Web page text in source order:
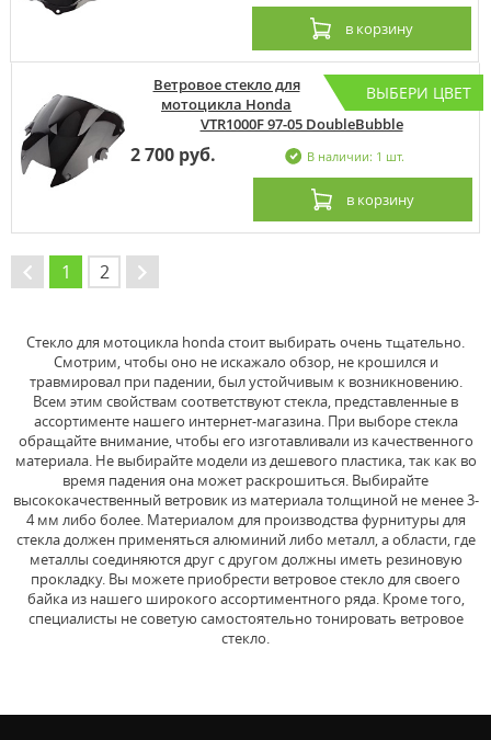
в корзину
ВЫБЕРИ ЦВЕТ
Ветровое стекло для
мотоцикла Honda
VTR1000F 97-05 DoubleBubble
2 700 руб. В наличии: 1 шт.
в корзину
← 1 2 →
Стекло для мотоцикла honda стоит выбирать очень тщательно.
Смотрим, чтобы оно не искажало обзор, не крошился и
травмировал при падении, был устойчивым к возникновению.
Всем этим свойствам соответствуют стекла, представленные в
ассортименте нашего интернет-магазина. При выборе стекла
обращайте внимание, чтобы его изготавливали из качественного
материала. Не выбирайте модели из дешевого пластика, так как во
время падения она может раскрошиться. Выбирайте
высококачественный ветровик из материала толщиной не менее 3-
4 мм либо более. Материалом для производства фурнитуры для
стекла должен применяться алюминий либо металл, а области, где
металлы соединяются друг с другом должны иметь резиновую
прокладку. Вы можете приобрести ветровое стекло для своего
байка из нашего широкого ассортиментного ряда. Кроме того,
специалисты не советую самостоятельно тонировать ветровое
стекло.